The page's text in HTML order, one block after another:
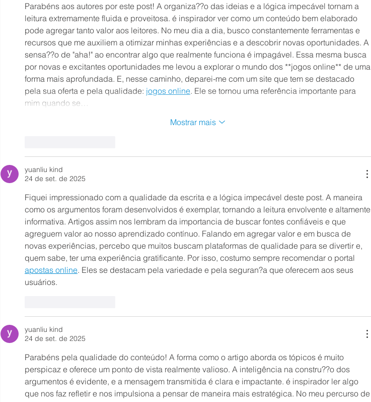
Parabéns aos autores por este post! A organiza??o das ideias e a lógica impecável tornam a
leitura extremamente fluida e proveitosa. é inspirador ver como um conteúdo bem elaborado
pode agregar tanto valor aos leitores. No meu dia a dia, busco constantemente ferramentas e
recursos que me auxiliem a otimizar minhas experiências e a descobrir novas oportunidades. A
sensa??o de "aha!" ao encontrar algo que realmente funciona é impagável. Essa mesma busca
por novas e excitantes oportunidades me levou a explorar o mundo dos **jogos online** de uma
forma mais aprofundada. E, nesse caminho, deparei-me com um site que tem se destacado
pela sua oferta e pela qualidade: jogos online. Ele se tornou uma referência importante para
mim quando se…
Mostrar mais
yuanliu kind
24 de set. de 2025
Fiquei impressionado com a qualidade da escrita e a lógica impecável deste post. A maneira
como os argumentos foram desenvolvidos é exemplar, tornando a leitura envolvente e altamente
informativa. Artigos assim nos lembram da importancia de buscar fontes confiáveis e que
agreguem valor ao nosso aprendizado contínuo. Falando em agregar valor e em busca de
novas experiências, percebo que muitos buscam plataformas de qualidade para se divertir e,
quem sabe, ter uma experiência gratificante. Por isso, costumo sempre recomendar o portal
apostas online. Eles se destacam pela variedade e pela seguran?a que oferecem aos seus
usuários.
yuanliu kind
24 de set. de 2025
Parabéns pela qualidade do conteúdo! A forma como o artigo aborda os tópicos é muito
perspicaz e oferece um ponto de vista realmente valioso. A inteligência na constru??o dos
argumentos é evidente, e a mensagem transmitida é clara e impactante. é inspirador ler algo
que nos faz refletir e nos impulsiona a pensar de maneira mais estratégica. No meu percurso de